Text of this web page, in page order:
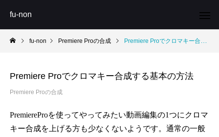
fu-non
fu-non Premiere Proの合成 Premiere Proでクロマキー合成する基本の方法
Premiere Proでクロマキー合成する基本の方法
Premiere Proの合成
PremiereProを使ってやってみたい動画編集の1つにクロマ
キー合成を上げる方も少なくないようです。通常の一般